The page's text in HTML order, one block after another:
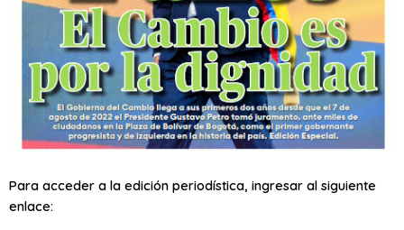
Para acceder a la edición periodística, ingresar al siguiente
enlace: